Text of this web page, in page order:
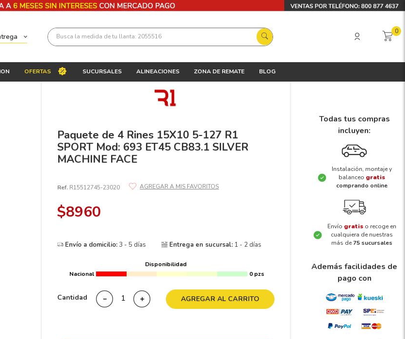
Busca la medida de tu llanta: 2055516 0
OFERTAS SUCURSALES ALINEACIONES ZONA DE REMATE BLOG
Paquete de 4 Rines 15X10 5-127 R1
SPORT Mod: 693 ET45 CB83.1 SILVER
MACHINE FACE
Ref. R15512745-23020
$8960
Envío a domicilio:3 - 5 días Entrega en sucursal: 1 - 2 días
Disponibilidad
Nacional
0 pzs
Cantidad ＋
－ AGREGAR AL CARRITO
Todas tus compras
incluyen:
Instalación, montaje y
balanceo gratis
comprando online
Envío gratis o recoge en
cualquiera de nuestras
más de75 sucursales
Además facilidades de
pago con
Términos más buscados